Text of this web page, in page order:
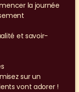
la journée
et savoir-
sur un
vont adorer !